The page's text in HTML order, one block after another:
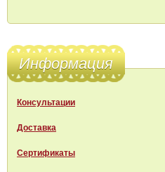
Информация
Консультации
Доставка
Сертификаты